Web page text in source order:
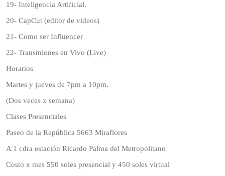
19- Inteligencia Artificial.
20- CapCut (editor de videos)
21- Como ser Influencer
22- Transmiones en Vivo (Live)
Horarios
Martes y jueves de 7pm a 10pm.
(Dos veces x semana)
Clases Presenciales
Paseo de la República 5663 Miraflores
A 1 cdra estación Ricardo Palma del Metropolitano
Costo x mes 550 soles presencial y 450 soles virtual